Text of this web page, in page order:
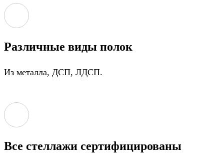
Различные виды полок
Из металла, ДСП, ЛДСП.
Все стеллажи сертифицированы